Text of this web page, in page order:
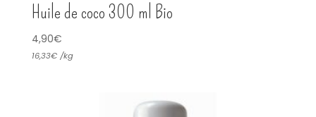
Huile de coco 300 ml Bio
4,90€
16,33€ /kg